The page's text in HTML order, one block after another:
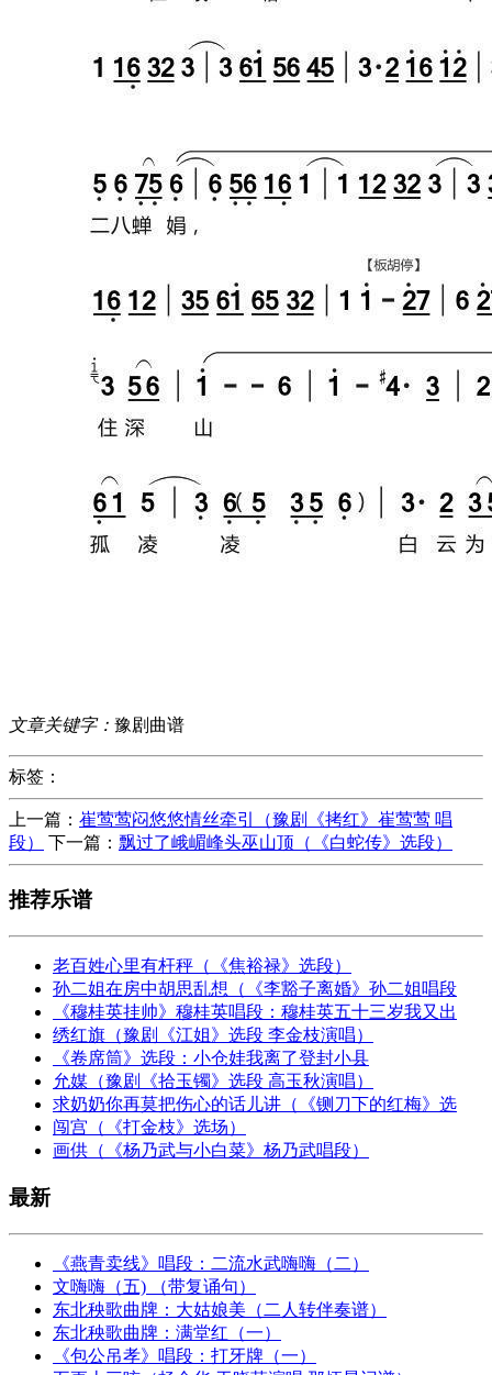
文章关键字： 豫剧曲谱
标签：
上一篇： 崔莺莺闷悠悠情丝牵引（豫剧《拷红》崔莺莺 唱
段）
下一篇： 飘过了峨嵋峰头巫山顶（《白蛇传》选段）
推荐乐谱
老百姓心里有杆秤（《焦裕禄》选段）
孙二姐在房中胡思乱想（《李豁子离婚》孙二姐唱段
《穆桂英挂帅》穆桂英唱段：穆桂英五十三岁我又出
绣红旗（豫剧《江姐》选段 李金枝演唱）
《卷席筒》选段：小仓娃我离了登封小县
允媒（豫剧《拾玉镯》选段 高玉秋演唱）
求奶奶你再莫把伤心的话儿讲（《铡刀下的红梅》选
闯宫（《打金枝》选场）
画供（《杨乃武与小白菜》杨乃武唱段）
最新
《燕青卖线》唱段：二流水武嗨嗨（二）
文嗨嗨（五) （带复诵句）
东北秧歌曲牌：大姑娘美（二人转伴奏谱）
东北秧歌曲牌：满堂红（一）
《包公吊孝》唱段：打牙牌（一）